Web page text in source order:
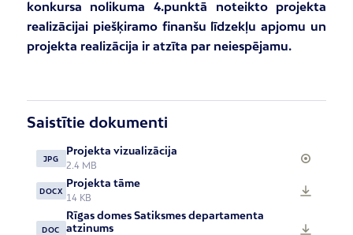
konkursa nolikuma 4.punktā noteikto projekta
realizācijai piešķiramo finanšu līdzekļu apjomu un
projekta realizācija ir atzīta par neiespējamu.
Saistītie dokumenti
JPG
Projekta vizualizācija
2.4 MB
DOCX
Projekta tāme
14 KB
DOC
Rīgas domes Satiksmes departamenta
atzinums